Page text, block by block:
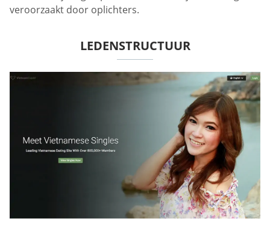
veroorzaakt door oplichters.
LEDENSTRUCTUUR